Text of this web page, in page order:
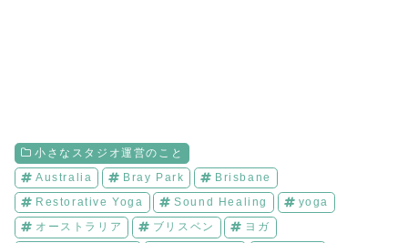
小さなスタジオ運営のこと
Australia
Bray Park
Brisbane
Restorative Yoga
Sound Healing
yoga
オーストラリア
ブリスベン
ヨガ